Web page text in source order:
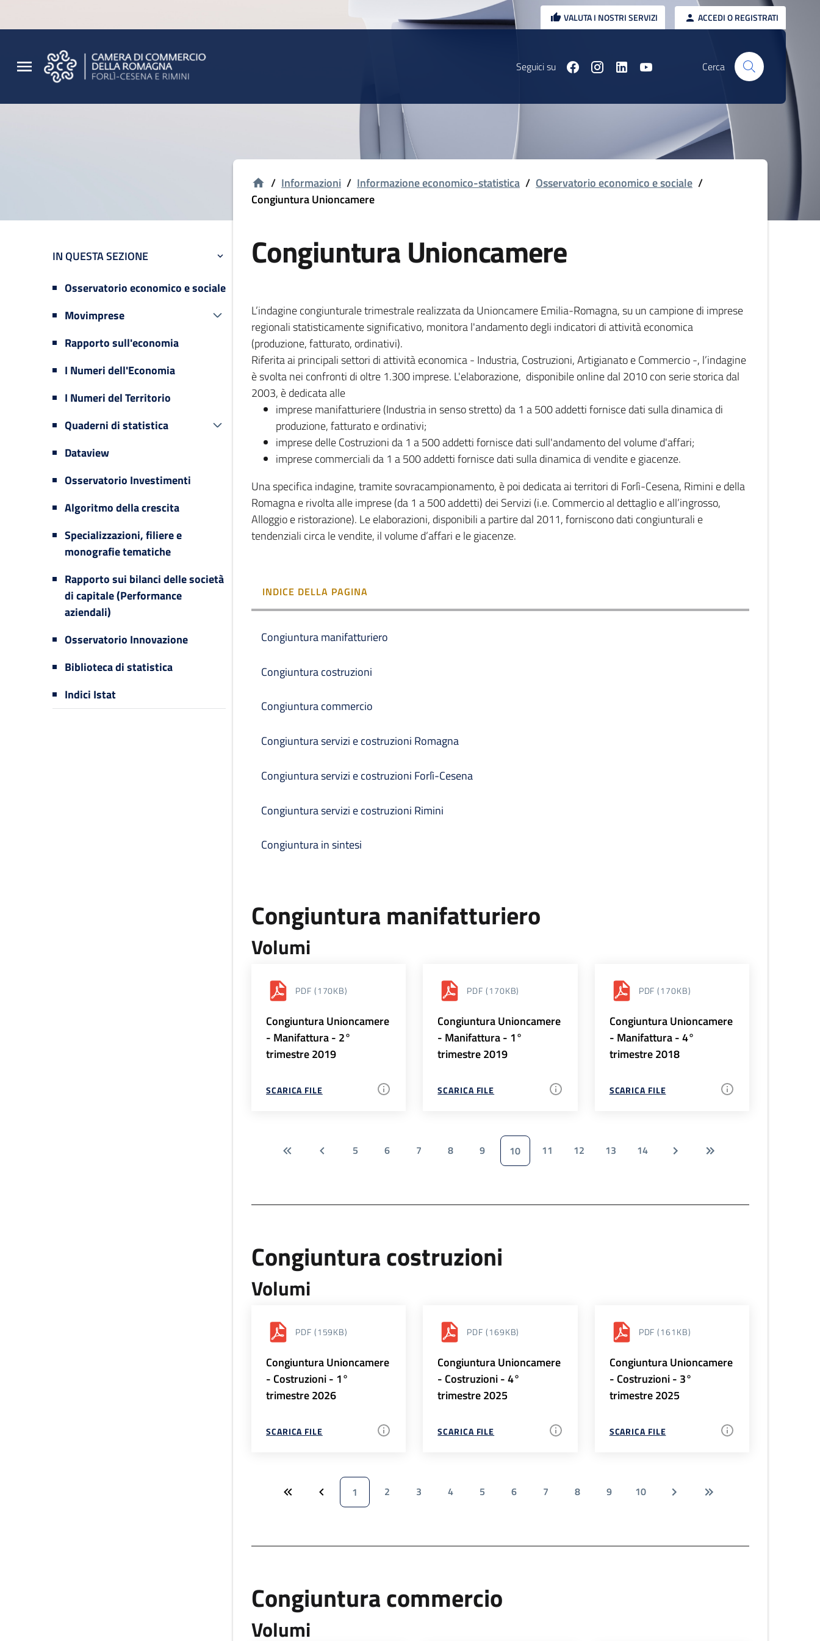
VALUTA I NOSTRI SERVIZI ACCEDI O REGISTRATI
Seguici su Cerca
IN QUESTA SEZIONE
Osservatorio economico e sociale
Movimprese
Rapporto sull'economia
I Numeri dell'Economia
I Numeri del Territorio
Quaderni di statistica
Dataview
Osservatorio Investimenti
Algoritmo della crescita
Specializzazioni, filiere e
monografie tematiche
Rapporto sui bilanci delle società
di capitale (Performance
aziendali)
Osservatorio Innovazione
Biblioteca di statistica
Indici Istat
/ Informazioni / Informazione economico-statistica / Osservatorio economico e sociale /
Congiuntura Unioncamere
Congiuntura Unioncamere
L’indagine congiunturale trimestrale realizzata da Unioncamere Emilia-Romagna, su un campione di imprese
regionali statisticamente significativo, monitora l'andamento degli indicatori di attività economica
(produzione, fatturato, ordinativi).
Riferita ai principali settori di attività economica - Industria, Costruzioni, Artigianato e Commercio -, l’indagine
è svolta nei confronti di oltre 1.300 imprese. L'elaborazione, disponibile online dal 2010 con serie storica dal
2003, è dedicata alle
imprese manifatturiere (Industria in senso stretto) da 1 a 500 addetti fornisce dati sulla dinamica di
produzione, fatturato e ordinativi;
imprese delle Costruzioni da 1 a 500 addetti fornisce dati sull'andamento del volume d'affari;
imprese commerciali da 1 a 500 addetti fornisce dati sulla dinamica di vendite e giacenze.
Una specifica indagine, tramite sovracampionamento, è poi dedicata ai territori di Forlì-Cesena, Rimini e della
Romagna e rivolta alle imprese (da 1 a 500 addetti) dei Servizi (i.e. Commercio al dettaglio e all’ingrosso,
Alloggio e ristorazione). Le elaborazioni, disponibili a partire dal 2011, forniscono dati congiunturali e
tendenziali circa le vendite, il volume d’affari e le giacenze.
INDICE DELLA PAGINA
Congiuntura manifatturiero
Congiuntura costruzioni
Congiuntura commercio
Congiuntura servizi e costruzioni Romagna
Congiuntura servizi e costruzioni Forlì-Cesena
Congiuntura servizi e costruzioni Rimini
Congiuntura in sintesi
Congiuntura manifatturiero
Volumi
PDF (170KB)
Congiuntura Unioncamere
- Manifattura - 2°
trimestre 2019
SCARICA FILE
PDF (170KB)
Congiuntura Unioncamere
- Manifattura - 1°
trimestre 2019
SCARICA FILE
PDF (170KB)
Congiuntura Unioncamere
- Manifattura - 4°
trimestre 2018
SCARICA FILE
5 6 7 8 9 10 11 12 13 14
Congiuntura costruzioni
Volumi
PDF (159KB)
Congiuntura Unioncamere
- Costruzioni - 1°
trimestre 2026
SCARICA FILE
PDF (169KB)
Congiuntura Unioncamere
- Costruzioni - 4°
trimestre 2025
SCARICA FILE
PDF (161KB)
Congiuntura Unioncamere
- Costruzioni - 3°
trimestre 2025
SCARICA FILE
1 2 3 4 5 6 7 8 9 10
Congiuntura commercio
Volumi